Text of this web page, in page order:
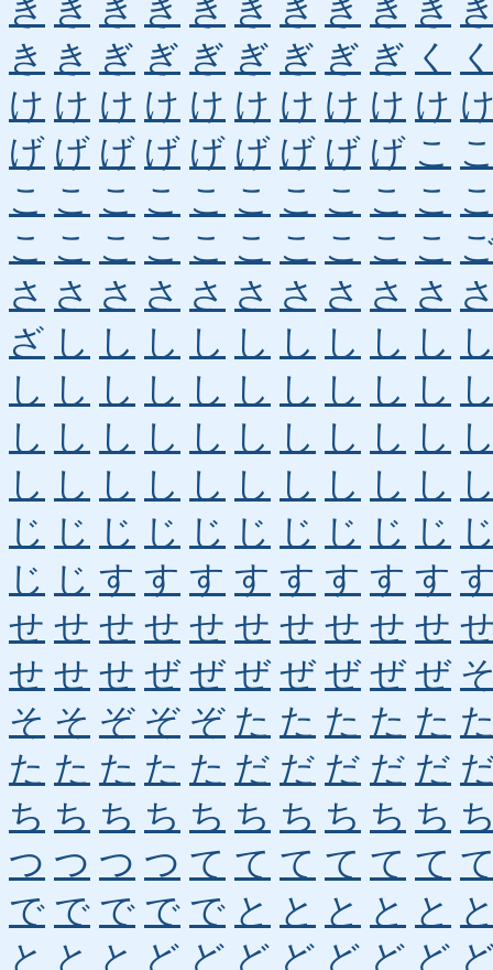
き き き き き き き き き き
き き ぎ ぎ ぎ ぎ ぎ ぎ ぎ く
け け け け け け け け け け
げ げ げ げ げ げ げ げ げ こ
こ こ こ こ こ こ こ こ こ こ
こ こ こ こ こ こ こ こ こ こ
さ さ さ さ さ さ さ さ さ さ
ざ し し し し し し し し し
し し し し し し し し し し
し し し し し し し し し し
し し し し し し し し し し
じ じ じ じ じ じ じ じ じ じ
じ じ す す す す す す す す
せ せ せ せ せ せ せ せ せ せ
せ せ せ ぜ ぜ ぜ ぜ ぜ ぜ ぜ
そ そ ぞ ぞ ぞ た た た た た
た た た た た だ だ だ だ だ
ち ち ち ち ち ち ち ち ち ち
つ つ つ つ て て て て て て
で で で で で と と と と と
と と と ど ど ど ど ど ど ど